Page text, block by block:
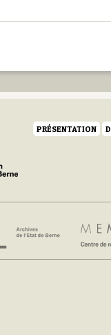
PRÉSENTATION